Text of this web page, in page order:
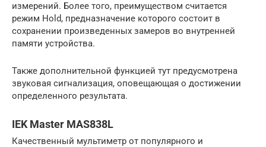
измерений. Более того, преимуществом считается
режим Hold, предназначение которого состоит в
сохранении произведенных замеров во внутренней
памяти устройства.
Также дополнительной функцией тут предусмотрена
звуковая сигнализация, оповещающая о достижении
определенного результата.
IEK Master MAS838L
Качественный мультиметр от популярного и